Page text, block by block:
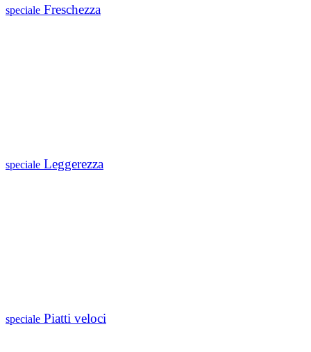
speciale Freschezza
speciale Leggerezza
speciale Piatti veloci